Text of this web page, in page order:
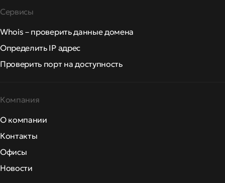
Сервисы
Whois – проверить данные домена
Определить IP адрес
Проверить порт на доступность
Компания
О компании
Контакты
Офисы
Новости